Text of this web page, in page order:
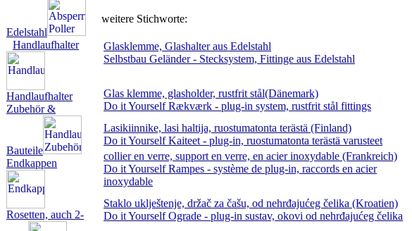
Edelstahl
Handlaufhalter
Handlaufhalter
Zubehör &
Bauteile
Endkappen
Rosetten, auch 2-
weitere Stichworte:
Glasklemme, Glashalter aus Edelstahl
Selbstbau Geländer - Stecksystem, Fittinge aus Edelstahl
Glas klemme, glasholder, rustfrit stål(Dänemark)
Do it Yourself Rækværk - plug-in system, rustfrit stål fittings
Lasikiinnike, lasi haltija, ruostumatonta terästä (Finland)
Do it Yourself Kaiteet - plug-in, ruostumatonta terästä varusteet
collier en verre, support en verre, en acier inoxydable (Frankreich)
Do it Yourself Rampes - système de plug-in, raccords en acier
inoxydable
Staklo uklještenje, držač za čašu, od nehrđajućeg čelika (Kroatien)
Do it Yourself Ograde - plug-in sustav, okovi od nehrđajućeg čelika